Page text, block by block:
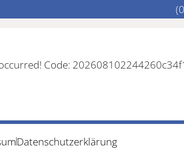
Code:
Datenschutzerklärung